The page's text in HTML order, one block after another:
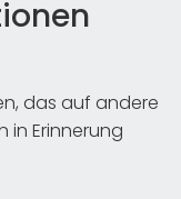
das auf andere
in Erinnerung